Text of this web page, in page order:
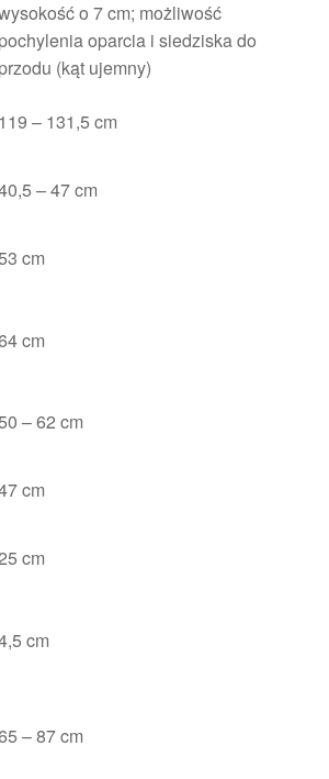
o 7 cm; możliwość
pochylenia oparcia i siedziska do
przodu (kąt ujemny)
119 – 131,5 cm
– 47 cm
cm
cm
– 62 cm
cm
cm
cm
– 87 cm